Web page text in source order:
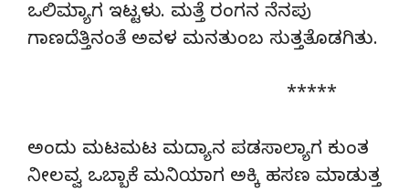
ಒಲಿಮ್ಯಾಗ ಇಟ್ಟಳು. ಮತ್ತೆ ರಂಗನ ನೆನಪು
ಗಾಣದೆತ್ತಿನಂತೆ ಅವಳ ಮನತುಂಬ ಸುತ್ತತೊಡಗಿತು.
*****
ಅಂದು ಮಟಮಟ ಮದ್ಯಾನ ಪಡಸಾಲ್ಯಾಗ ಕುಂತ
ನೀಲವ್ವ ಒಬ್ಬಾಕೆ ಮನಿಯಾಗ ಅಕ್ಕಿ ಹಸಣ ಮಾಡುತ್ತ